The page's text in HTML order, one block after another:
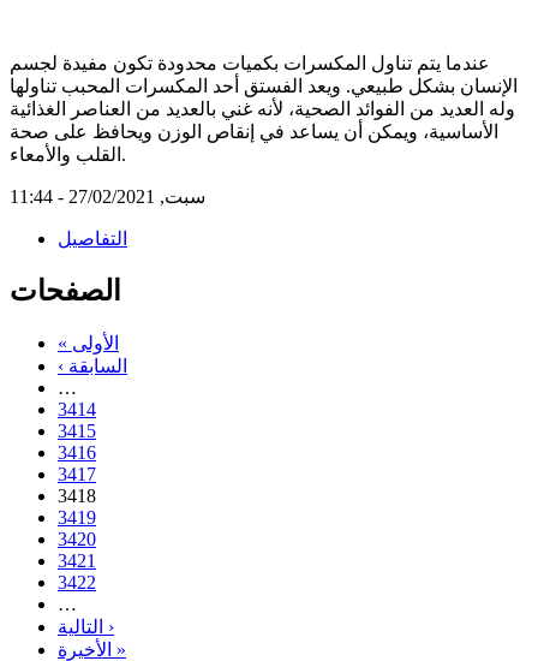
عندما يتم تناول المكسرات بكميات محدودة تكون مفيدة لجسم
الإنسان بشكل طبيعي. ويعد الفستق أحد المكسرات المحبب تناولها
وله العديد من الفوائد الصحية، لأنه غني بالعديد من العناصر الغذائية
الأساسية، ويمكن أن يساعد في إنقاص الوزن ويحافظ على صحة
القلب والأمعاء.
سبت, 27/02/2021 - 11:44
التفاصيل
الصفحات
« الأولى
‹ السابقة
…
3414
3415
3416
3417
3418
3419
3420
3421
3422
…
التالية ›
الأخيرة »